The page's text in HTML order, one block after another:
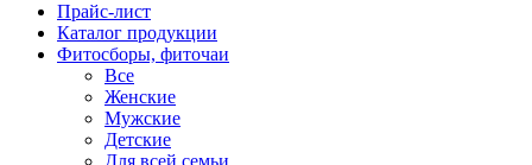
Прайс-лист
Каталог продукции
Фитосборы, фиточаи
Все
Женские
Мужские
Детские
Для всей семьи